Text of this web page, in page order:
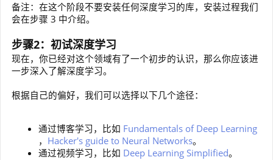
备注：在这个阶段不要安装任何深度学习的库，安装过程我们
会在步骤 3 中介绍。
步骤2：初试深度学习
现在，你已经对这个领域有了一个初步的认识，那么你应该进
一步深入了解深度学习。
根据自己的偏好，我们可以选择以下几个途径：
通过博客学习，比如 Fundamentals of Deep Learning
， Hacker's guide to Neural Networks。
通过视频学习，比如 Deep Learning Simplified。